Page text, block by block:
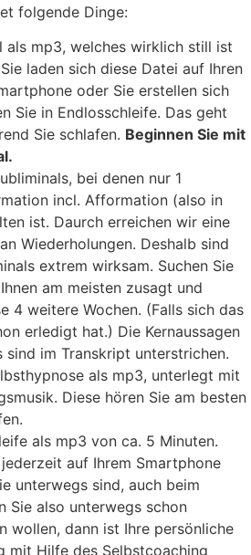
folgende Dinge:
als mp3, welches wirklich still ist
laden sich diese Datei auf Ihren
oder Sie erstellen sich
Sie in Endlosschleife. Das geht
Sie schlafen. Beginnen Sie mit
bei denen nur 1
incl. Afformation (also in
ist. Daurch erreichen wir eine
Wiederholungen. Deshalb sind
extrem wirksam. Suchen Sie
am meisten zusagt und
4 weitere Wochen. (Falls sich das
erledigt hat.) Die Kernaussagen
sind im Transkript unterstrichen.
als mp3, unterlegt mit
Diese hören Sie am besten
als mp3 von ca. 5 Minuten.
auf Ihrem Smartphone
unterwegs sind, auch beim
Sie also unterwegs schon
wollen, dann ist Ihre persönliche
mit Hilfe des Selbstcoaching